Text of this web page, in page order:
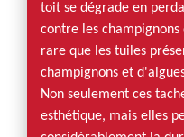
toit se dégrade en
contre les champignons
rare que les tuiles
champignons et
Non seulement ces
esthétique, mais elles